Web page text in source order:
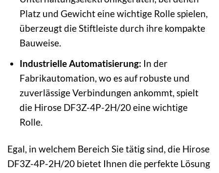
Platz und Gewicht eine wichtige Rolle spielen,
überzeugt die Stiftleiste durch ihre kompakte
Bauweise.
Industrielle Automatisierung: In der
Fabrikautomation, wo es auf robuste und
zuverlässige Verbindungen ankommt, spielt
die Hirose DF3Z-4P-2H/20 eine wichtige
Rolle.
Egal, in welchem Bereich Sie tätig sind, die Hirose
DF3Z-4P-2H/20 bietet Ihnen die perfekte Lösung